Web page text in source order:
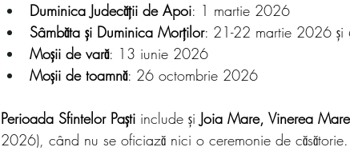
Duminica Judecății de Apoi: 1 martie 2026
Sâmbăta și Duminica Morților: 21-22 martie 2026
Moșii de vară: 13 iunie 2026
Moșii de toamnă: 26 octombrie 2026
Perioada Sfintelor Paști include și Joia Mare, Vinerea
2026), când nu se oficiază nici o ceremonie de căsătorie.